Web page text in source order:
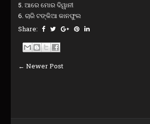
5. ଆରେ ମୋର ଦିୱାନୀ
6. ଚାରି ଟଙ୍କିଆ କାନଫୁଲ
Share:
← Newer Post